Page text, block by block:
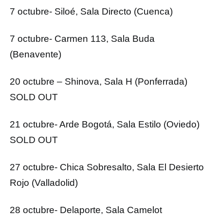
7 octubre- Siloé, Sala Directo (Cuenca)
7 octubre- Carmen 113, Sala Buda
(Benavente)
20 octubre – Shinova, Sala H (Ponferrada)
SOLD OUT
21 octubre- Arde Bogotá, Sala Estilo (Oviedo)
SOLD OUT
27 octubre- Chica Sobresalto, Sala El Desierto
Rojo (Valladolid)
28 octubre- Delaporte, Sala Camelot